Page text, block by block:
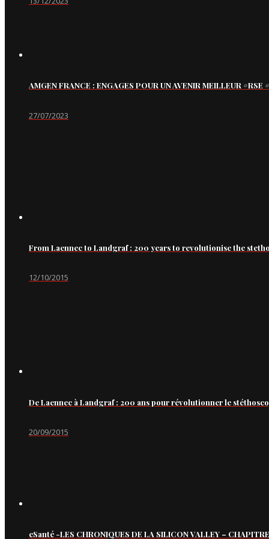
AMGEN FRANCE : ENGAGES POUR UN AVENIR MEILLEUR
27/07/2023
From Laennec to Landgraf : 200 years to revolutionise the
12/10/2015
De Laennec à Landgraf : 200 ans pour révolutionner le
20/09/2015
eSanté -LES CHRONIQUES DE LA SILICON VALLEY –